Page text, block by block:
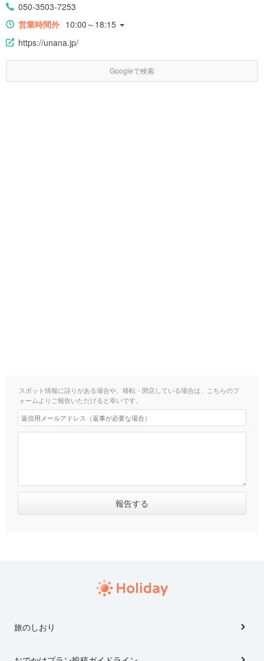
050-3503-7253
営業時間外 10:00～18:15
https://unana.jp/
Googleで検索
スポット情報に誤りがある場合や、移転・閉店している場合は、こちらのフ
ォームよりご報告いただけると幸いです。
旅のしおり